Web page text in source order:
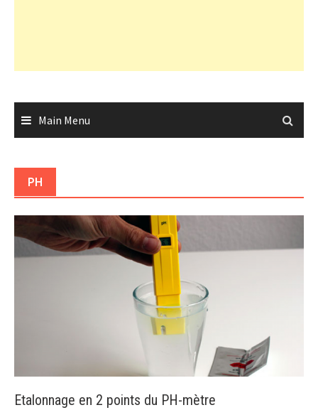
Main Menu
PH
Etalonnage en 2 points du PH-mètre